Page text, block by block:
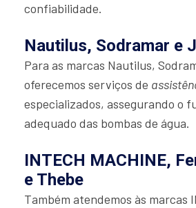
confiabilidade.
Nautilus, Sodramar e
Para as marcas Nautilus,
oferecemos serviços de
especializados, assegurando o
adequado das bombas de água.
INTECH MACHINE,
e Thebe
Também atendemos às marcas